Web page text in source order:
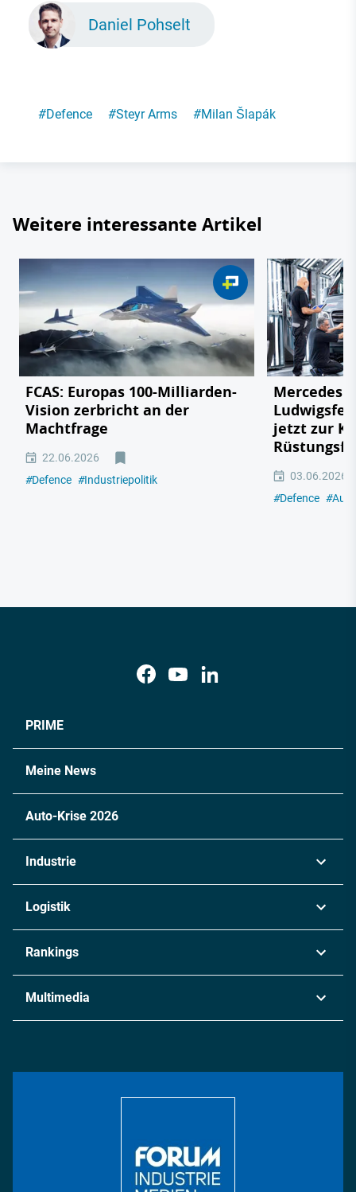
Daniel Pohselt
#Defence #Steyr Arms #Milan Šlapák
Weitere interessante Artikel
FCAS: Europas 100-Milliarden-
Vision zerbricht an der
Machtfrage
22.06.2026
#Defence #Industriepolitik
Mercedes
jetzt zur
03.06.2026
#Defence #
PRIME
Meine News
Auto-Krise 2026
Industrie
Chemie
Metall
Energie
Logistik
Rankings
Multimedia